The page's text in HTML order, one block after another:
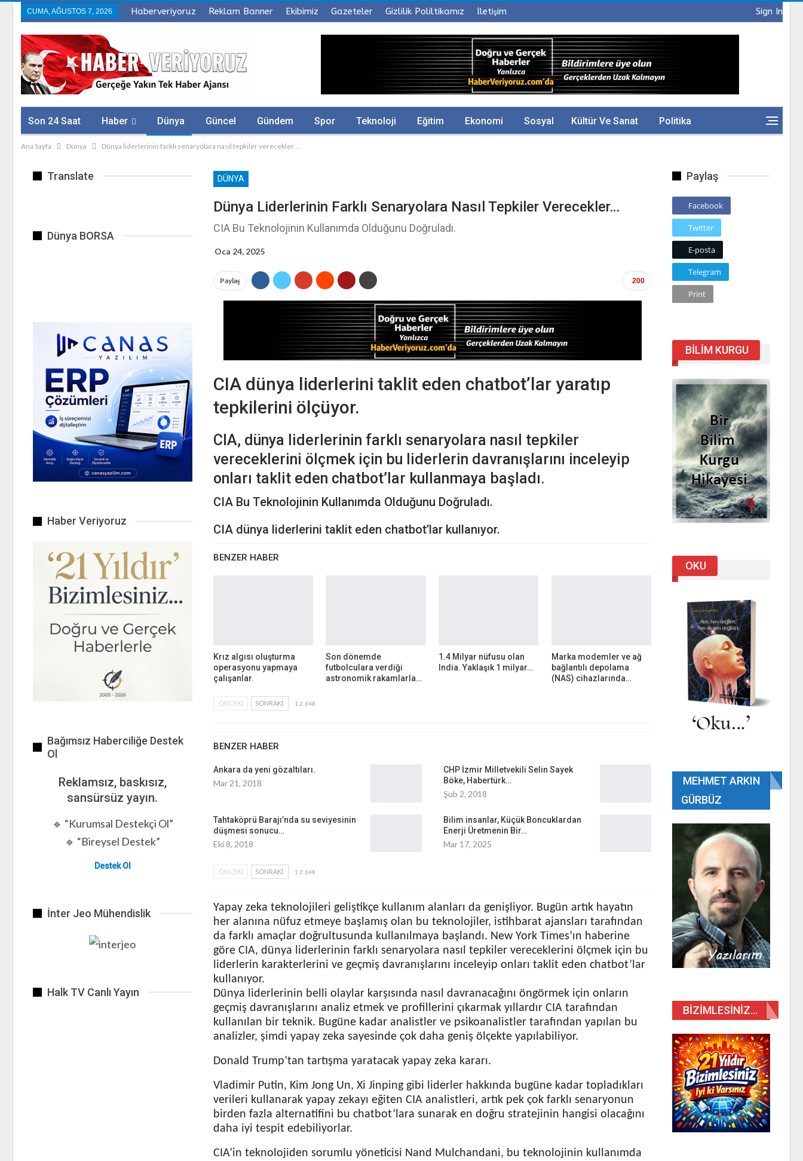
Sign In
CUMA, AĞUSTOS 7, 2026 Haberveriyoruz Reklam Banner Ekibimiz Gazeteler Gizlilik Poliltikamız İletişim
Son 24 Saat Haber Dünya Güncel Gündem Spor Teknoloji Eğitim Ekonomi Sosyal Kültür Ve Sanat Politika
Sağlık Firmalar
Ana Sayfa Dünya Dünya liderlerinin farklı senaryolara nasıl tepkiler verecekler…
DÜNYA
Dünya Liderlerinin Farklı Senaryolara Nasıl Tepkiler Verecekler…
CIA Bu Teknolojinin Kullanımda Olduğunu Doğruladı.
Oca 24, 2025
200
Paylaş
CIA dünya liderlerini taklit eden chatbot’lar yaratıp
tepkilerini ölçüyor.
CIA, dünya liderlerinin farklı senaryolara nasıl tepkiler
vereceklerini ölçmek için bu liderlerin davranışlarını inceleyip
onları taklit eden chatbot’lar kullanmaya başladı.
CIA Bu Teknolojinin Kullanımda Olduğunu Doğruladı.
CIA dünya liderlerini taklit eden chatbot’lar kullanıyor.
BENZER HABER
Krız algısı oluşturma
operasyonu yapmaya
çalışanlar.
Son dönemde
futbolculara verdiği
astronomik rakamlarla…
1.4 Milyar nüfusu olan
India. Yaklaşık 1 milyar…
Marka modemler ve ağ
bağlantılı depolama
(NAS) cihazlarında…
ÖNCEKI SONRAKI 1 2.648
BENZER HABER
Ankara da yeni gözaltıları.
Mar 21, 2018
CHP İzmir Milletvekili Selin Sayek
Böke, Habertürk…
Şub 2, 2018
Tahtaköprü Barajı’nda su seviyesinin
düşmesi sonucu…
Eki 8, 2018
Bilim insanlar, Küçük Boncuklardan
Enerji Üretmenin Bir…
Mar 17, 2025
ÖNCEKI SONRAKI 1 2.648
Yapay zeka teknolojileri geliştikçe kullanım alanları da genişliyor. Bugün artık hayatın
her alanına nüfuz etmeye başlamış olan bu teknolojiler, istihbarat ajansları tarafından
da farklı amaçlar doğrultusunda kullanılmaya başlandı. New York Times’ın haberine
göre CIA, dünya liderlerinin farklı senaryolara nasıl tepkiler vereceklerini ölçmek için bu
liderlerin karakterlerini ve geçmiş davranışlarını inceleyip onları taklit eden chatbot’lar
kullanıyor.
Dünya liderlerinin belli olaylar karşısında nasıl davranacağını öngörmek için onların
geçmiş davranışlarını analiz etmek ve profillerini çıkarmak yıllardır CIA tarafından
kullanılan bir teknik. Bugüne kadar analistler ve psikoanalistler tarafından yapılan bu
analizler, şimdi yapay zeka sayesinde çok daha geniş ölçekte yapılabiliyor.
Donald Trump’tan tartışma yaratacak yapay zeka kararı.
Vladimir Putin, Kim Jong Un, Xi Jinping gibi liderler hakkında bugüne kadar topladıkları
verileri kullanarak yapay zekayı eğiten CIA analistleri, artık pek çok farklı senaryonun
birden fazla alternatifini bu chatbot’lara sunarak en doğru stratejinin hangisi olacağını
daha iyi tespit edebiliyorlar.
CIA’in teknolojiden sorumlu yöneticisi Nand Mulchandani, bu teknolojinin kullanımda
Translate
Dünya BORSA
Haber Veriyoruz
Bağımsız Haberciliğe Destek
Ol
Reklamsız, baskısız,
sansürsüz yayın.
🔹 “Kurumsal Destekçi Ol”
🔹 “Bireysel Destek”
Destek Ol
İnter Jeo Mühendislik
Halk TV Canlı Yayın
Paylaş
Facebook
Twitter
E-posta
Telegram
Print
BILIM KURGU
OKU
MEHMET ARKIN
GÜRBÜZ
BIZIMLESINIZ…